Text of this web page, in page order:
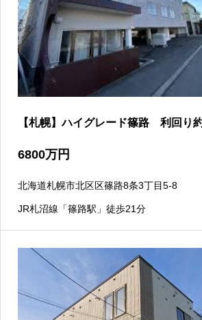
【札幌】ハイグレード篠路 利回り
6800万円
北海道札幌市北区区篠路8条3丁目5-8
JR札沼線「篠路駅」徒歩21分